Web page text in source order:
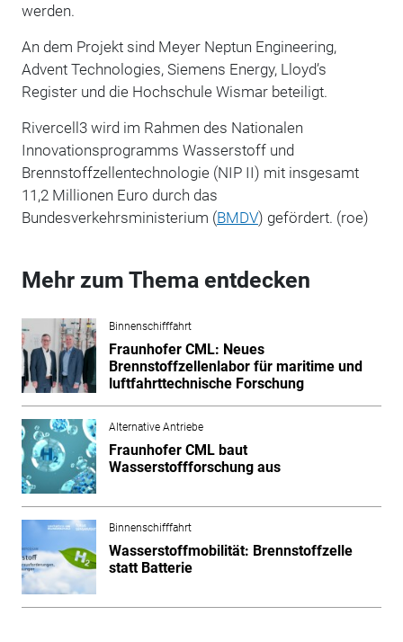
werden.
An dem Projekt sind Meyer Neptun Engineering,
Advent Technologies, Siemens Energy, Lloyd’s
Register und die Hochschule Wismar beteiligt.
Rivercell3 wird im Rahmen des Nationalen
Innovationsprogramms Wasserstoff und
Brennstoffzellentechnologie (NIP II) mit insgesamt
11,2 Millionen Euro durch das
Bundesverkehrsministerium (BMDV) gefördert. (roe)
Mehr zum Thema entdecken
Binnenschifffahrt
Fraunhofer CML: Neues
Brennstoffzellenlabor für maritime und
luftfahrttechnische Forschung
Alternative Antriebe
Fraunhofer CML baut
Wasserstoffforschung aus
Binnenschifffahrt
Wasserstoffmobilität: Brennstoffzelle
statt Batterie